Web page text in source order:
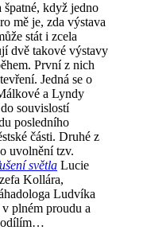
špatné, když jedno
mě je, zda výstava
stát i zcela
dvě takové výstavy
První z nich
Jedná se o
a Lyndy
souvislostí
posledního
části. Druhé z
uvolnění tzv.
světla Lucie
Kollára,
Ludvíka
plném proudu a